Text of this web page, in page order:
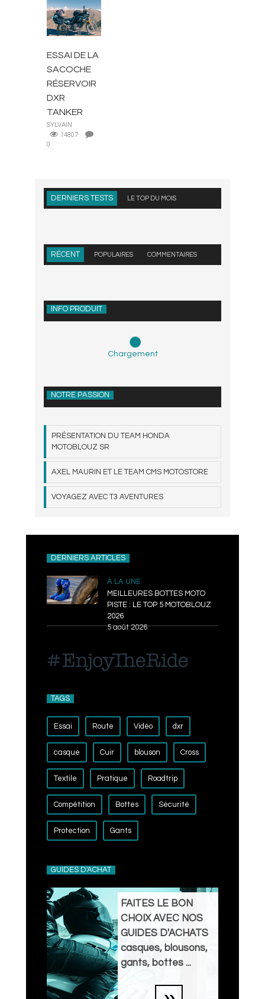
ACCESSOIRES
ET PIÈCES
ESSAI DE LA
SACOCHE
RÉSERVOIR
DXR
TANKER
SYLVAIN
14807
0
DERNIERS TESTS LE TOP DU MOIS
RÉCENT POPULAIRES COMMENTAIRES
INFO PRODUIT
Chargement
NOTRE PASSION
PRÉSENTATION DU TEAM HONDA
MOTOBLOUZ SR
AXEL MAURIN ET LE TEAM CMS MOTOSTORE
VOYAGEZ AVEC T3 AVENTURES
DERNIERS ARTICLES
À LA UNE
MEILLEURES BOTTES MOTO
PISTE : LE TOP 5 MOTOBLOUZ
2026
5 août 2026
TAGS
Essai Route Vidéo dxr
casque Cuir blouson Cross
Textile Pratique Roadtrip
Compétition Bottes Sécurité
Protection Gants
GUIDES D'ACHAT
FAITES LE BON
CHOIX AVEC NOS
GUIDES D'ACHATS
casques, blousons,
gants, bottes ...